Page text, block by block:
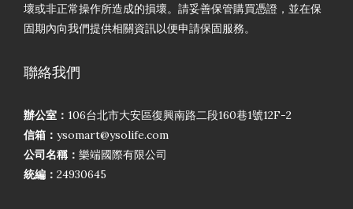
壞或非正常操作所造成的損壞。請妥善保管購買憑證，並在保
固期內向我們提供相關資訊以便申請保固服務。
聯絡我們
辦公室： 106台北市大安區復興南路二段160巷1號12F-2
信箱： ysomart@ysolife.com
公司名稱： 樂端國際有限公司
統編： 24930645